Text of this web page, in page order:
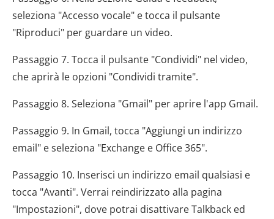
seleziona "Accesso vocale" e tocca il pulsante
"Riproduci" per guardare un video.
Passaggio 7. Tocca il pulsante "Condividi" nel video,
che aprirà le opzioni "Condividi tramite".
Passaggio 8. Seleziona "Gmail" per aprire l'app Gmail.
Passaggio 9. In Gmail, tocca "Aggiungi un indirizzo
email" e seleziona "Exchange e Office 365".
Passaggio 10. Inserisci un indirizzo email qualsiasi e
tocca "Avanti". Verrai reindirizzato alla pagina
"Impostazioni", dove potrai disattivare Talkback ed